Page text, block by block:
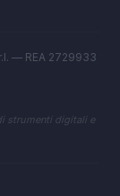
— REA 2729933
strumenti digitali e